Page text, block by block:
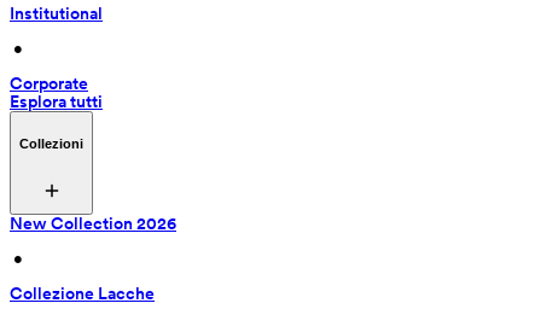
Institutional
•
Corporate
Esplora tutti
Collezioni
New Collection 2026
•
Collezione Lacche